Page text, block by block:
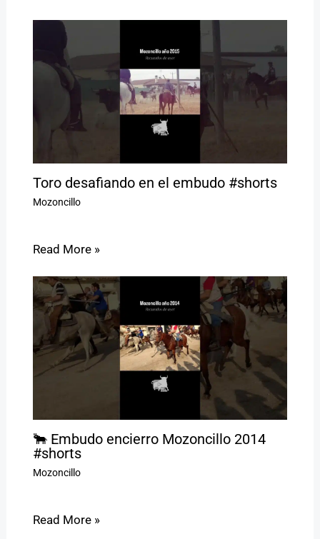
Toro desafiando en el embudo #shorts
Mozoncillo
Read More »
🐂 Embudo encierro Mozoncillo 2014
#shorts
Mozoncillo
Read More »